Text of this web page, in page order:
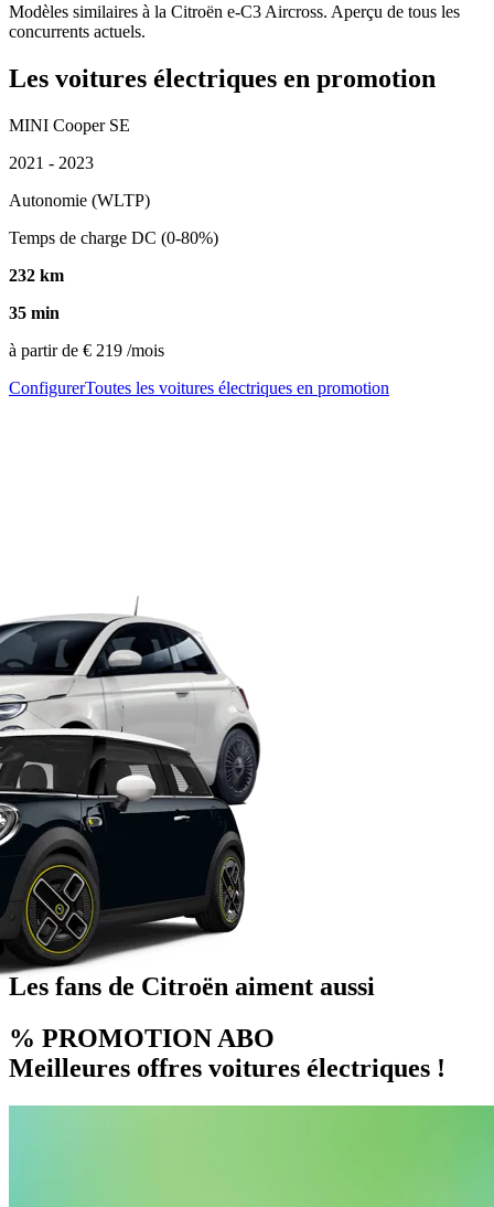
Modèles similaires à la Citroën e-C3 Aircross. Aperçu de tous les
concurrents actuels.
Les voitures électriques en promotion
MINI Cooper SE
2021 - 2023
Autonomie (WLTP)
Temps de charge DC (0-80%)
232 km
35 min
à partir de € 219 /mois
ConfigurerToutes les voitures électriques en promotion
Les fans de Citroën aiment aussi
% PROMOTION ABO
Meilleures offres voitures électriques !